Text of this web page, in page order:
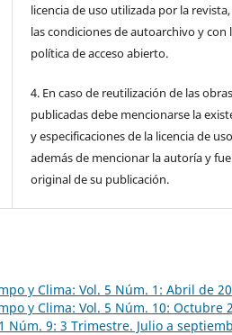
licencia de uso utilizada por la
las condiciones de autoarchivo y con
política de acceso abierto.
4. En caso de reutilización de las obras
publicadas debe mencionarse la
y especificaciones de la licencia de uso
además de mencionar la autoría y
original de su publicación.
y Clima: Vol. 5 Núm. 1: Abril de
y Clima: Vol. 5 Núm. 10: Octubre
Núm. 9: 3 Trimestre. Julio a